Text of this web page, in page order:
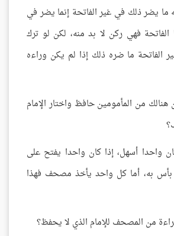
ما يضر ذلك في غير الفاتحة إنما يضر في
الفاتحة فهي ركن لا بد منه، لكن لو ترك
الفاتحة ما ضره ذلك إذا لم يكن وراءه
من المأمومين حافظ واختار الإمام
واحدا أسهل، إذا كان واحدا يفتح على
بأس به، أما كل واحد يأخذ مصحف فهذا
من المصحف للإمام الذي لا يحفظ؟